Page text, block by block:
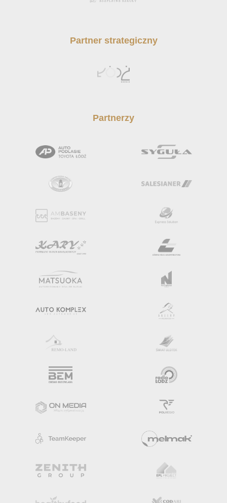
Partner strategiczny
Partnerzy